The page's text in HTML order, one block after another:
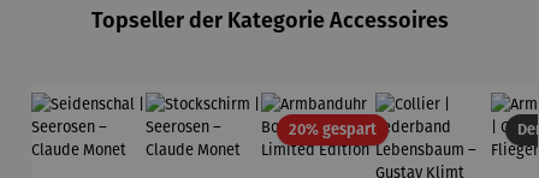
Topseller der Kategorie Accessoires
20% gespartRabatt